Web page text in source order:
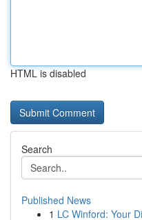
HTML is disabled
Search
Published News
1 LC Winford: Your